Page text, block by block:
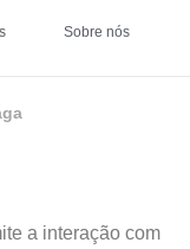
Sobre nós
a interação com